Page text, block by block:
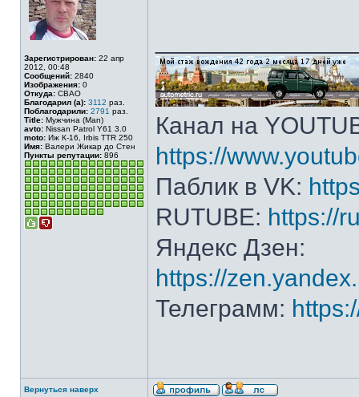
Зарегистрирован: 22 апр
2012, 00:48
Сообщений: 2840
Изображения: 0
Откуда: СВАО
Благодарил (а): 3112 раз.
Поблагодарили: 2791 раз.
Title: Мужчина (Man)
avto: Nissan Patrol Y61 3.0
moto: Иж К-16, Irbis TTR 250
Имя: Валери Жикар до Стен
Пункты репутации: 896
Канал на
https://
Паблик в VK:
RUTUBE: https://
Яндекс Дзен:
https://
Телеграмм:
Вернуться наверх